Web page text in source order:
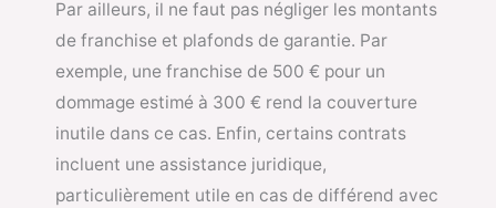
Par ailleurs, il ne faut pas négliger les montants
de franchise et plafonds de garantie. Par
exemple, une franchise de 500 € pour un
dommage estimé à 300 € rend la couverture
inutile dans ce cas. Enfin, certains contrats
incluent une assistance juridique,
particulièrement utile en cas de différend avec